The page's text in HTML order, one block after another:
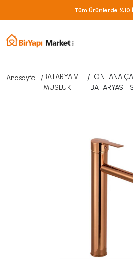
Tüm Ürünlerde %10
Anasayfa
BATARYA VE
MUSLUK
/FONTANA
BATARYASI